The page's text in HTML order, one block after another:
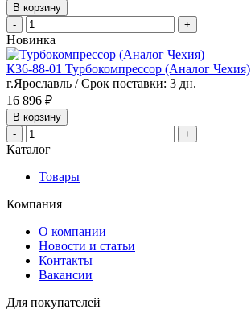
В корзину
-
+
Новинка
К36-88-01 Турбокомпрессор (Аналог Чехия)
г.Ярославль / Срок поставки: 3 дн.
16 896 ₽
В корзину
-
+
Каталог
Товары
Компания
О компании
Новости и статьи
Контакты
Вакансии
Для покупателей